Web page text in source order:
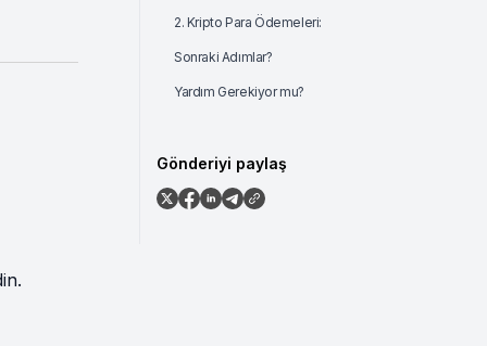
2. Kripto Para Ödemeleri:
Sonraki Adımlar?
Yardım Gerekiyor mu?
Gönderiyi paylaş